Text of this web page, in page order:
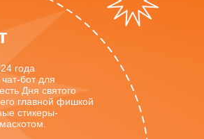
года
бот для
Дня святого
главной фишкой
стикеры-